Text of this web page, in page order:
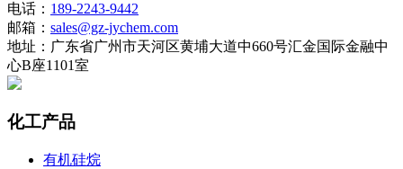
电话： 189-2243-9442
邮箱： sales@gz-jychem.com
地址：广东省广州市天河区黄埔大道中660号汇金国际金融中
心B座1101室
化工产品
有机硅烷